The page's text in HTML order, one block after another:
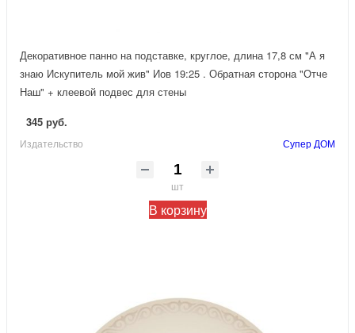
Декоративное панно на подставке, круглое, длина 17,8 см "А я
знаю Искупитель мой жив" Иов 19:25 . Обратная сторона "Отче
Наш" + клеевой подвес для стены
345 руб.
Издательство Супер ДОМ
шт
В корзину